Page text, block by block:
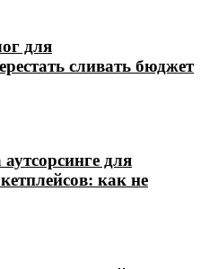
для
сливать бюджет
для
как не